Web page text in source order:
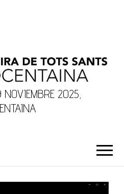
2025,